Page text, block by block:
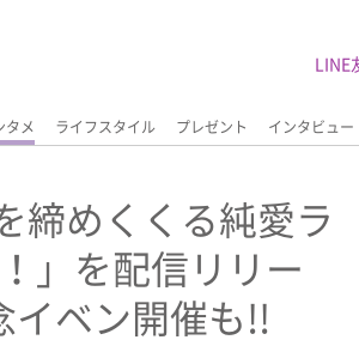
タメ ライフスタイル プレゼント インタビュー
LINE
締めくくる純愛ラ
」を配信リリー
イベン開催も!!